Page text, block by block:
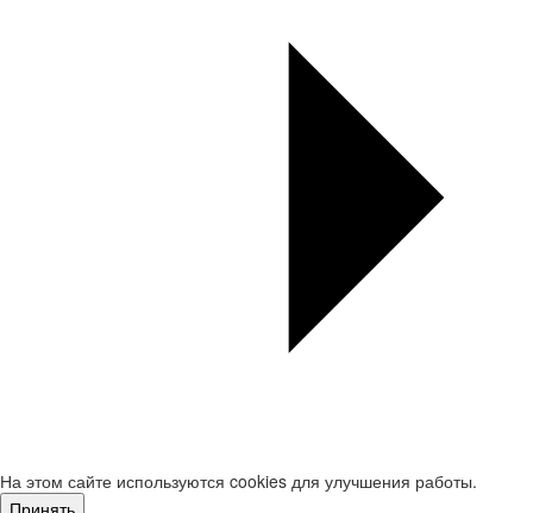
На этом сайте используются cookies для улучшения работы.
Принять